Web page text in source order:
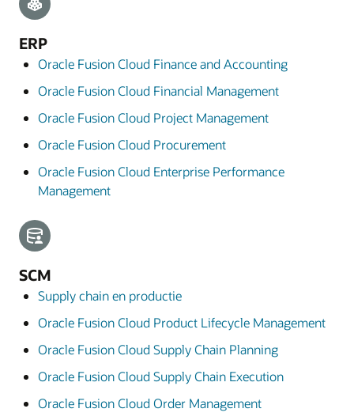
ERP
Oracle Fusion Cloud Finance and Accounting
Oracle Fusion Cloud Financial Management
Oracle Fusion Cloud Project Management
Oracle Fusion Cloud Procurement
Oracle Fusion Cloud Enterprise Performance
Management
SCM
Supply chain en productie
Oracle Fusion Cloud Product Lifecycle Management
Oracle Fusion Cloud Supply Chain Planning
Oracle Fusion Cloud Supply Chain Execution
Oracle Fusion Cloud Order Management